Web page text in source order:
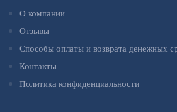
О компании
Отзывы
Способы оплаты и возврата денежных
Контакты
Политика конфиденциальности